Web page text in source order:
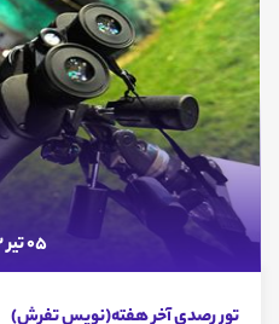
05 تیر 1392
تور رصدى آخر هفته(نویس تفرش)